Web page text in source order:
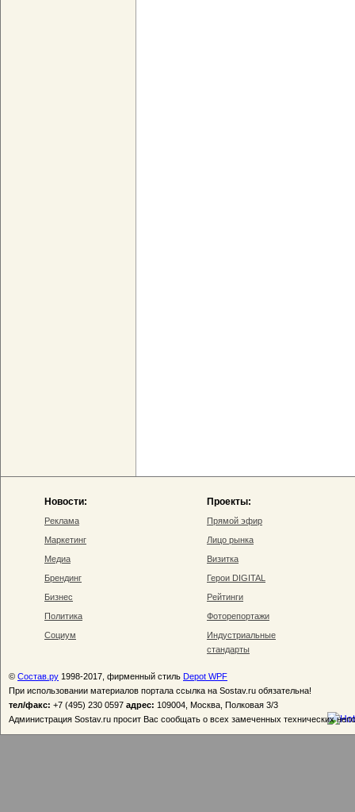
Новости:
Реклама
Маркетинг
Медиа
Брендинг
Бизнес
Политика
Социум
Проекты:
Прямой эфир
Лицо рынка
Визитка
Герои DIGITAL
Рейтинги
Фоторепортажи
Индустриальные
стандарты
© Состав.ру 1998-2017, фирменный стиль Depot WPF
При использовании материалов портала ссылка на Sostav.ru обязательна!
тел/факс: +7 (495) 230 0597 адрес: 109004, Москва, Полковая 3/3
Администрация Sostav.ru просит Вас сообщать о всех замеченных технических